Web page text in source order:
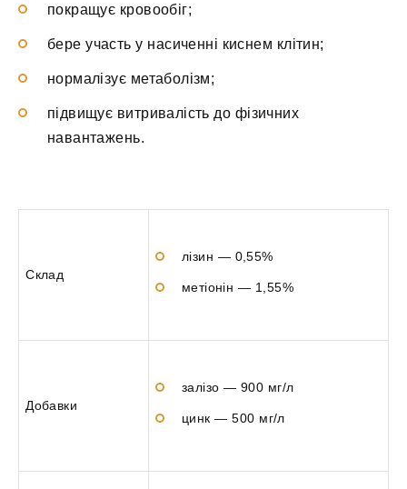
покращує кровообіг;
бере участь у насиченні киснем клітин;
нормалізує метаболізм;
підвищує витривалість до фізичних
навантажень.
Склад
лізин — 0,55%
метіонін — 1,55%
Добавки
залізо — 900 мг/л
цинк — 500 мг/л